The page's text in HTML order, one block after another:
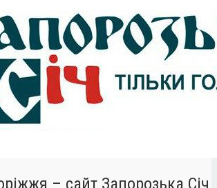
– сайт Запорозька Січ